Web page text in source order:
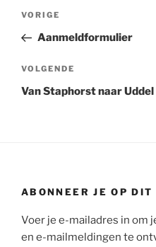
Bericht
Vorig
bericht
VORIGE
Aanmeldformulier
Volgend
bericht
VOLGENDE
Van Staphorst naar Uddel
ABONNEER JE OP DIT
Voer je e-mailadres in om
en e-mailmeldingen te